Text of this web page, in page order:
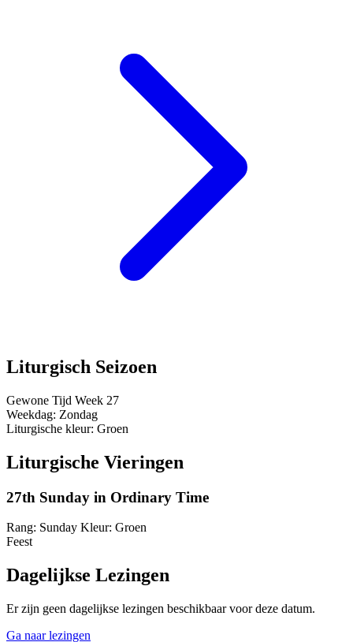
Liturgisch Seizoen
Gewone Tijd Week 27
Weekdag: Zondag
Liturgische kleur: Groen
Liturgische Vieringen
27th Sunday in Ordinary Time
Rang: Sunday Kleur: Groen
Feest
Dagelijkse Lezingen
Er zijn geen dagelijkse lezingen beschikbaar voor deze datum.
Ga naar lezingen